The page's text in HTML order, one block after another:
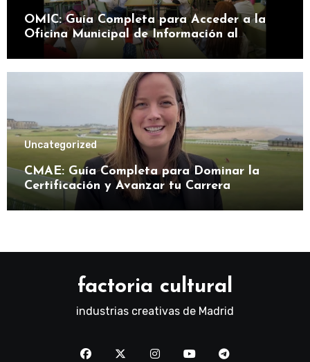
OMIC: Guía Completa para Acceder a la
Oficina Municipal de Información al
Consumidor
Uncategorized
CMAE: Guía Completa para Dominar la
Certificación y Avanzar tu Carrera
factoria cultural
industrias creativas de Madrid